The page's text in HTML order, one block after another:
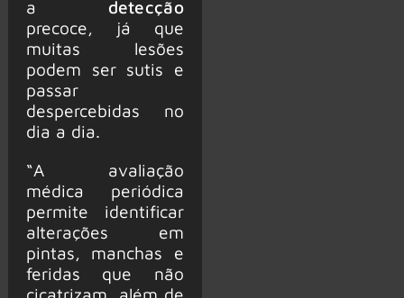
a detecção
precoce, já que
muitas lesões
podem ser sutis e
passar
despercebidas no
dia a dia.
“A avaliação
médica periódica
permite identificar
alterações em
pintas, manchas e
feridas que não
cicatrizam, além de